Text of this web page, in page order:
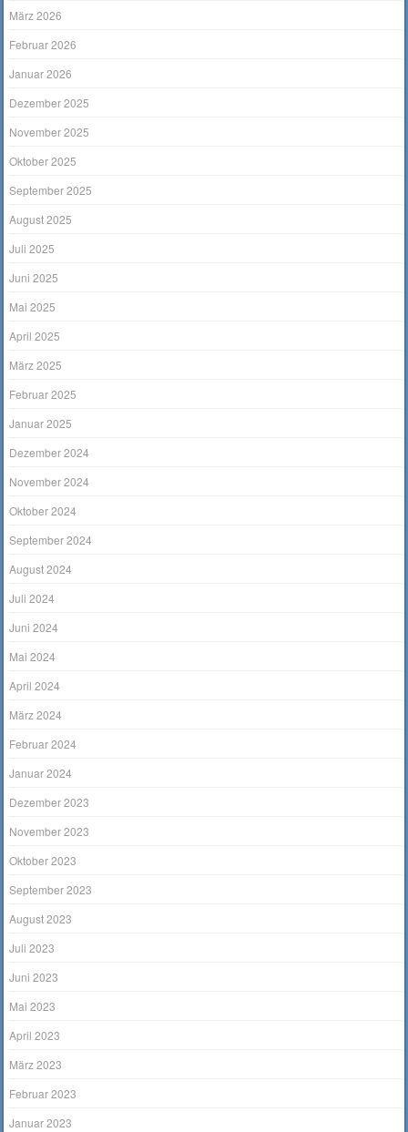
März 2026
Februar 2026
Januar 2026
Dezember 2025
November 2025
Oktober 2025
September 2025
August 2025
Juli 2025
Juni 2025
Mai 2025
April 2025
März 2025
Februar 2025
Januar 2025
Dezember 2024
November 2024
Oktober 2024
September 2024
August 2024
Juli 2024
Juni 2024
Mai 2024
April 2024
März 2024
Februar 2024
Januar 2024
Dezember 2023
November 2023
Oktober 2023
September 2023
August 2023
Juli 2023
Juni 2023
Mai 2023
April 2023
März 2023
Februar 2023
Januar 2023